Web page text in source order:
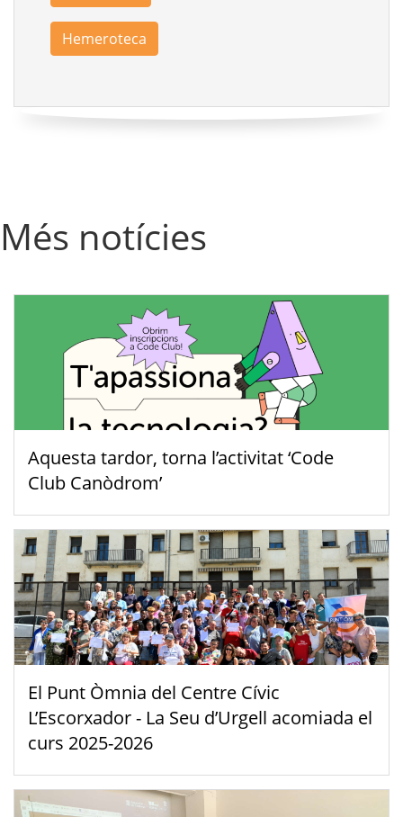
Hemeroteca
Més notícies
Aquesta tardor, torna l’activitat ‘Code
Club Canòdrom’
El Punt Òmnia del Centre Cívic
L’Escorxador - La Seu d’Urgell acomiada el
curs 2025-2026